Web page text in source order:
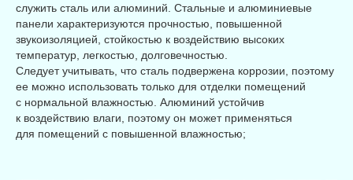
служить сталь или алюминий. Стальные и алюминиевые
панели характеризуются прочностью, повышенной
звукоизоляцией, стойкостью к воздействию высоких
температур, легкостью, долговечностью.
Следует учитывать, что сталь подвержена коррозии, поэтому
ее можно использовать только для отделки помещений
с нормальной влажностью. Алюминий устойчив
к воздействию влаги, поэтому он может применяться
для помещений с повышенной влажностью;